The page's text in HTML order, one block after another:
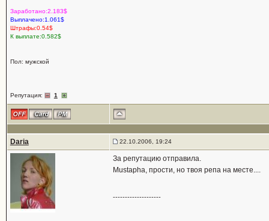
Заработано:2.183$
Выплачено:1.061$
Штрафы:0.54$
К выплате:0.582$
Пол: мужской
Репутация: 1
Daria 22.10.2006, 19:24
За репутацию отправила.
Mustapha, прости, но твоя репа на месте....
--------------------